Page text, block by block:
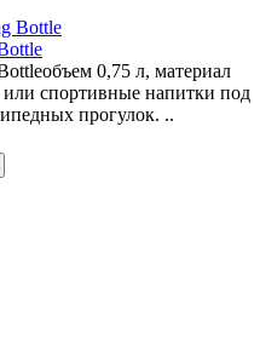
0,75 л, материал
спортивные напитки под
прогулок. ..